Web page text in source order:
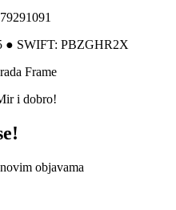
● SWIFT: PBZGHR2X
Frame
i dobro!
objavama